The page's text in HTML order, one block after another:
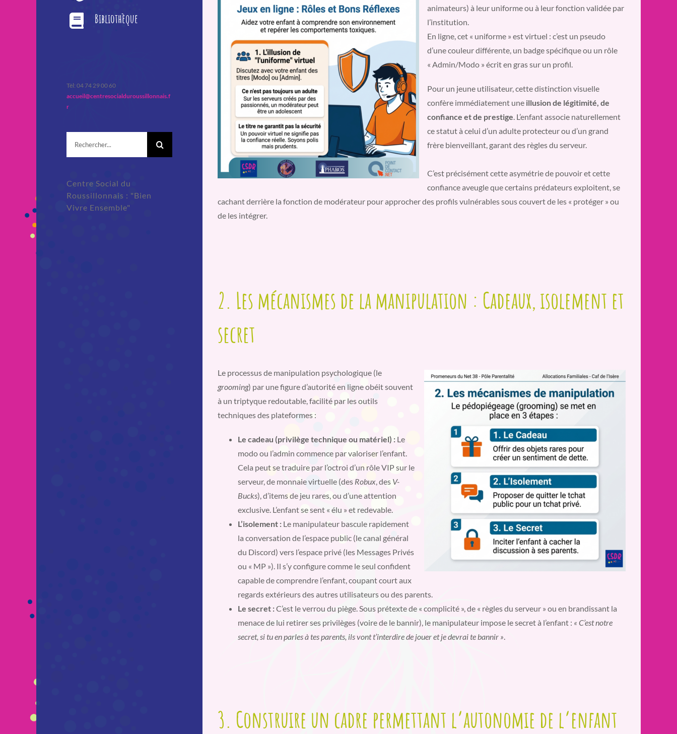
Bibliothèque
Tèl: 04 74 29 00 60
accueil@centresocialduroussillonnais.f
r
Centre Social du
Roussillonnais : "Bien
Vivre Ensemble"
animateurs) à leur uniforme ou à leur fonction validée par
l’institution.
En ligne, cet « uniforme » est virtuel : c’est un pseudo
d’une couleur différente, un badge spécifique ou un rôle
« Admin/Modo » écrit en gras sur un profil.
Pour un jeune utilisateur, cette distinction visuelle
confère immédiatement une illusion de légitimité, de
confiance et de prestige . L’enfant associe naturellement
ce statut à celui d’un adulte protecteur ou d’un grand
frère bienveillant, garant des règles du serveur.
C’est précisément cette asymétrie de pouvoir et cette
confiance aveugle que certains prédateurs exploitent, se
cachant derrière la fonction de modérateur pour approcher des profils vulnérables sous couvert de les « protéger » ou
de les intégrer.
2. Les mécanismes de la manipulation : Cadeaux, isolement et
secret
Le processus de manipulation psychologique (le
grooming) par une figure d’autorité en ligne obéit souvent
à un triptyque redoutable, facilité par les outils
techniques des plateformes :
Le cadeau (privilège technique ou matériel) : Le
modo ou l’admin commence par valoriser l’enfant.
Cela peut se traduire par l’octroi d’un rôle VIP sur le
serveur, de monnaie virtuelle (des Robux , des V-
Bucks), d’items de jeu rares, ou d’une attention
exclusive. L’enfant se sent « élu » et redevable.
L’isolement : Le manipulateur bascule rapidement
la conversation de l’espace public (le canal général
du Discord) vers l’espace privé (les Messages Privés
ou « MP »). Il s’y configure comme le seul confident
capable de comprendre l’enfant, coupant court aux
regards extérieurs des autres utilisateurs ou des parents.
Le secret :C’est le verrou du piège. Sous prétexte de « complicité », de « règles du serveur » ou en brandissant la
menace de lui retirer ses privilèges (voire de le bannir), le manipulateur impose le secret à l’enfant : « C’est notre
secret, si tu en parles à tes parents, ils vont t’interdire de jouer et je devrai te bannir »
3. Construire un cadre permettant l’autonomie de l’enfant